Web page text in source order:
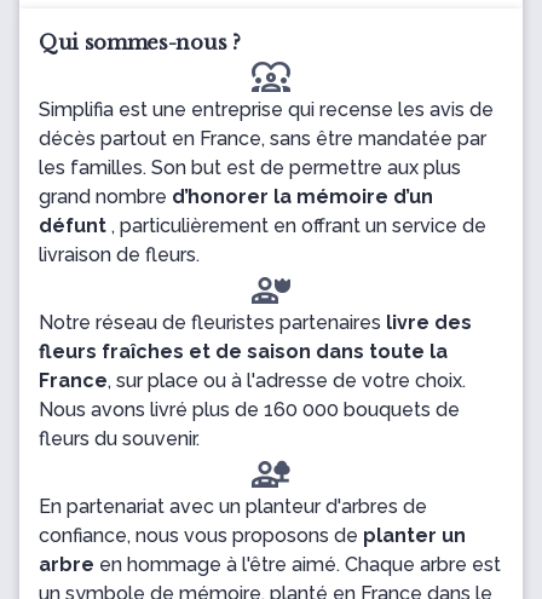
Qui sommes-nous ?
diversity_1
Simplifia est une entreprise qui recense les avis de
décès partout en France, sans être mandatée par
les familles. Son but est de permettre aux plus
grand nombre d’honorer la mémoire d’un
défunt , particulièrement en offrant un service de
livraison de fleurs.
Notre réseau de fleuristes partenaires livre des
fleurs fraîches et de saison dans toute la
France, sur place ou à l'adresse de votre choix.
Nous avons livré plus de 160 000 bouquets de
fleurs du souvenir.
En partenariat avec un planteur d'arbres de
confiance, nous vous proposons de planter un
arbre en hommage à l'être aimé. Chaque arbre est
un symbole de mémoire, planté en France dans le